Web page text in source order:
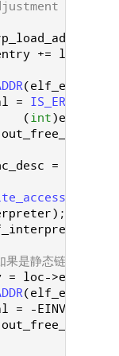
+= loc
(elf_entry
= IS_ERR
(int)
out_free_dentry
=
) ;
是静态链接程序
= loc->elf_ex
(elf_entry
= -EINVAL
out_free_dentry